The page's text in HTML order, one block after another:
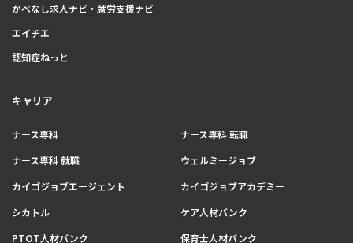
かべなし求人ナビ・就労支援ナビ
エイチエ
認知症ねっと
キャリア
ナース専科
ナース専科 転職
ナース専科 就職
ウェルミージョブ
カイゴジョブエージェント
カイゴジョブアカデミー
シカトル
ケア人材バンク
PTOT人材バンク
保育士人材バンク